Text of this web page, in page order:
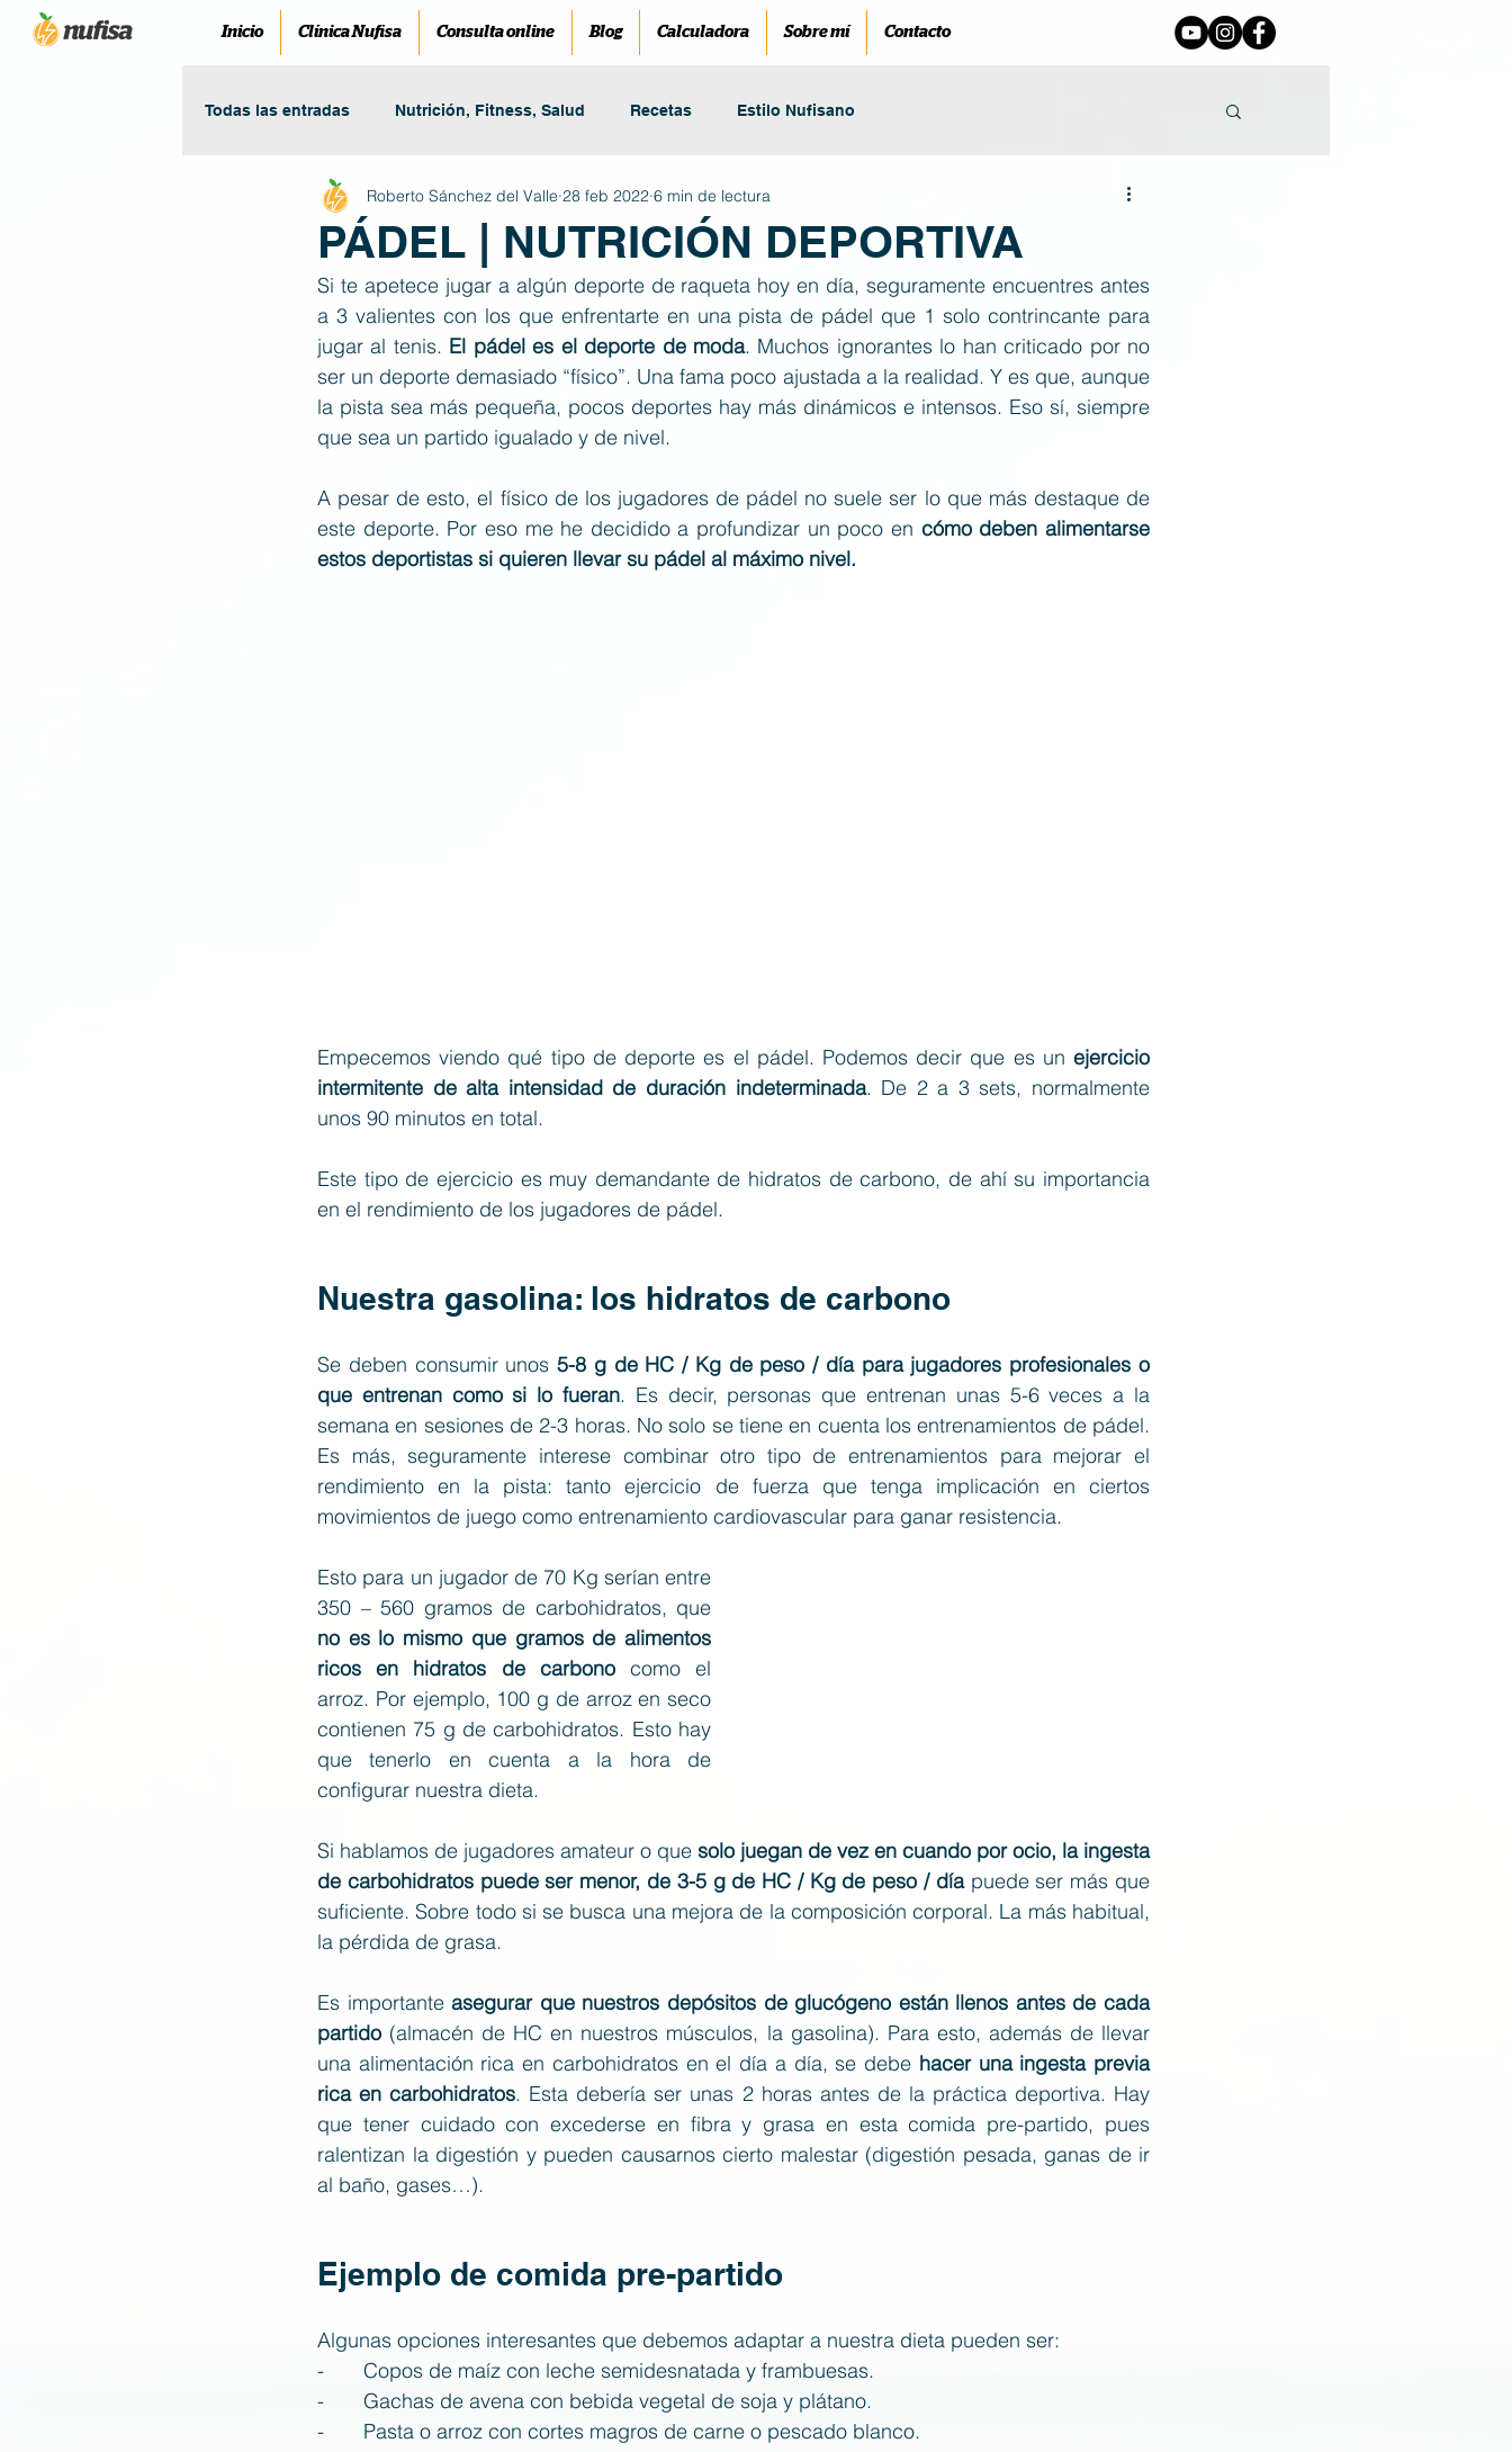
Inicio Clínica Nufisa Consulta online Blog Calculadora Sobre mí Contacto
Todas las entradas Nutrición, Fitness, Salud Recetas Estilo Nufisano
PÁDEL | NUTRICIÓN DEPORTIVA
Roberto Sánchez del Valle 28 feb 2022 6 min de lectura
Si te apetece jugar a algún deporte de raqueta hoy en día, seguramente encuentres antes
a 3 valientes con los que enfrentarte en una pista de pádel que 1 solo contrincante para
jugar al tenis. El pádel es el deporte de moda. Muchos ignorantes lo han criticado por no
ser un deporte demasiado “físico”. Una fama poco ajustada a la realidad. Y es que, aunque
la pista sea más pequeña, pocos deportes hay más dinámicos e intensos. Eso sí, siempre
que sea un partido igualado y de nivel.
A pesar de esto, el físico de los jugadores de pádel no suele ser lo que más destaque de
este deporte. Por eso me he decidido a profundizar un poco en cómo deben alimentarse
estos deportistas si quieren llevar su pádel al máximo nivel.
Empecemos viendo qué tipo de deporte es el pádel. Podemos decir que es un ejercicio
intermitente de alta intensidad de duración indeterminada. De 2 a 3 sets, normalmente
unos 90 minutos en total.
Este tipo de ejercicio es muy demandante de hidratos de carbono, de ahí su importancia
en el rendimiento de los jugadores de pádel.
Nuestra gasolina: los hidratos de carbono
Se deben consumir unos 5-8 g de HC / Kg de peso / día para jugadores profesionales o
que entrenan como si lo fueran. Es decir, personas que entrenan unas 5-6 veces a la
semana en sesiones de 2-3 horas. No solo se tiene en cuenta los entrenamientos de pádel.
Es más, seguramente interese combinar otro tipo de entrenamientos para mejorar el
rendimiento en la pista: tanto ejercicio de fuerza que tenga implicación en ciertos
movimientos de juego como entrenamiento cardiovascular para ganar resistencia.
Esto para un jugador de 70 Kg serían entre
no es lo mismo que gramos de alimentos
ricos en hidratos de carbono como el
arroz. Por ejemplo, 100 g de arroz en seco
contienen 75 g de carbohidratos. Esto hay
que tenerlo en cuenta a la hora de
configurar nuestra dieta.
Si hablamos de jugadores amateur o que solo juegan de vez en cuando por ocio, la ingesta
de carbohidratos puede ser menor, de 3-5 g de HC / Kg de peso / día puede ser más que
suficiente. Sobre todo si se busca una mejora de la composición corporal. La más habitual,
la pérdida de grasa.
Es importante asegurar que nuestros depósitos de glucógeno están llenos antes de cada
partido (almacén de HC en nuestros músculos, la gasolina). Para esto, además de llevar
una alimentación rica en carbohidratos en el día a día, se debe hacer una ingesta previa
rica en carbohidratos. Esta debería ser unas 2 horas antes de la práctica deportiva. Hay
que tener cuidado con excederse en fibra y grasa en esta comida pre-partido, pues
ralentizan la digestión y pueden causarnos cierto malestar (digestión pesada, ganas de ir
al baño, gases…).
Ejemplo de comida pre-partido
Algunas opciones interesantes que debemos adaptar a nuestra dieta pueden ser:
-       Copos de maíz con leche semidesnatada y frambuesas.
-       Gachas de avena con bebida vegetal de soja y plátano.
-       Pasta o arroz con cortes magros de carne o pescado blanco.